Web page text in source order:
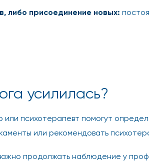
либо присоединение новых:
усилилась?
или психотерапевт помогут
или рекомендовать
продолжать наблюдение у